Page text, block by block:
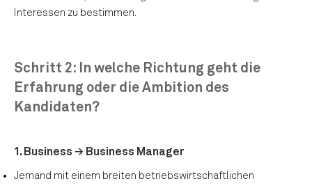
Interessen zu bestimmen.
Schritt 2: In welche Richtung geht die
Erfahrung oder die Ambition des
Kandidaten?
1. Business → Business Manager
Jemand mit einem breiten betriebswirtschaftlichen